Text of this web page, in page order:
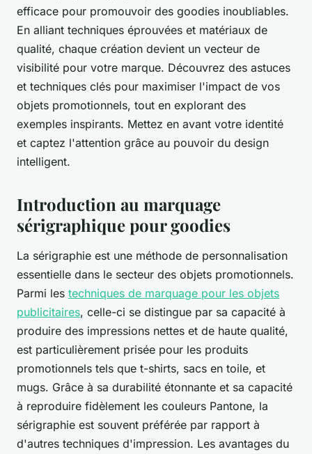
efficace pour promouvoir des goodies inoubliables.
En alliant techniques éprouvées et matériaux de
qualité, chaque création devient un vecteur de
visibilité pour votre marque. Découvrez des astuces
et techniques clés pour maximiser l'impact de vos
objets promotionnels, tout en explorant des
exemples inspirants. Mettez en avant votre identité
et captez l'attention grâce au pouvoir du design
intelligent.
Introduction au marquage
sérigraphique pour goodies
La sérigraphie est une méthode de personnalisation
essentielle dans le secteur des objets promotionnels.
Parmi les techniques de marquage pour les objets
publicitaires, celle-ci se distingue par sa capacité à
produire des impressions nettes et de haute qualité,
est particulièrement prisée pour les produits
promotionnels tels que t-shirts, sacs en toile, et
mugs. Grâce à sa durabilité étonnante et sa capacité
à reproduire fidèlement les couleurs Pantone, la
sérigraphie est souvent préférée par rapport à
d'autres techniques d'impression. Les avantages du